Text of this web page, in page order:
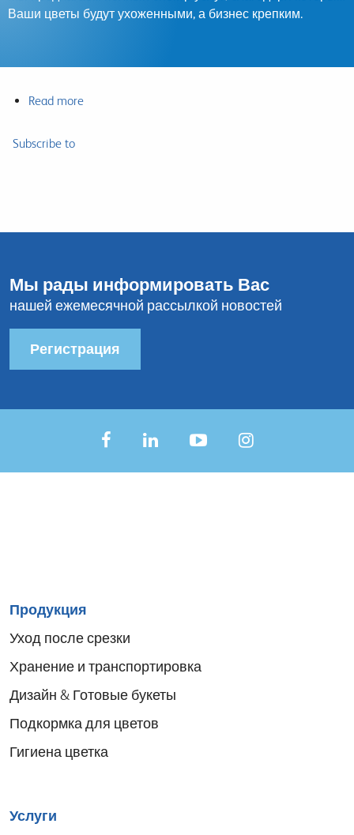
Ваши цветы будут ухоженными, а бизнес крепким.
Read more
Subscribe to
Мы рады информировать Вас
нашей ежемесячной рассылкой новостей
Регистрация
Sitemap
menu
Продукция
Уход после срезки
Хранение и транспортировка
Дизайн & Готовые букеты
Подкормка для цветов
Гигиена цветка
Услуги